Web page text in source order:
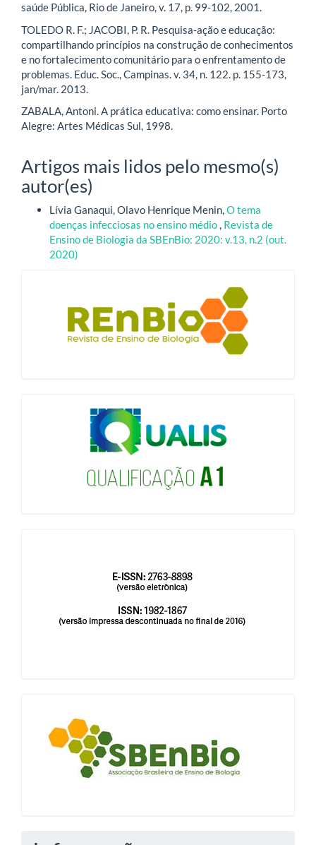
saúde Pública, Rio de Janeiro, v. 17, p. 99-102, 2001.
TOLEDO R. F.; JACOBI, P. R. Pesquisa-ação e educação:
compartilhando princípios na construção de conhecimentos
e no fortalecimento comunitário para o enfrentamento de
problemas. Educ. Soc., Campinas. v. 34, n. 122. p. 155-173,
jan/mar. 2013.
ZABALA, Antoni. A prática educativa: como ensinar. Porto
Alegre: Artes Médicas Sul, 1998.
Artigos mais lidos pelo mesmo(s)
autor(es)
Lívia Ganaqui, Olavo Henrique Menin,O tema
doenças infecciosas no ensino médio, Revista de
Ensino de Biologia da SBEnBio: 2020: v.13, n.2 (out.
2020)
blocologosbenbio